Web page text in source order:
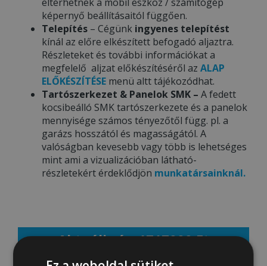
képernyő beállításaitól függően.
Telepítés – Cégünk ingyenes telepítést
kínál az előre elkészített befogadó aljaztra.
Részleteket és további információkat a
megfelelő aljzat előkészítéséről az ALAP
ELŐKÉSZÍTÉSE menü altt tájékozódhat.
Tartószerkezet & Panelok SMK – A fedett
kocsibeálló SMK tartószerkezete és a panelok
mennyisége számos tényezőtől függ. pl. a
garázs hosszától és magasságától. A
valóságban kevesebb vagy több is lehetséges
mint ami a vizualizációban látható-
részletekért érdeklődjön munkatársainknál.
Aktuális ár: 1717000 Ft